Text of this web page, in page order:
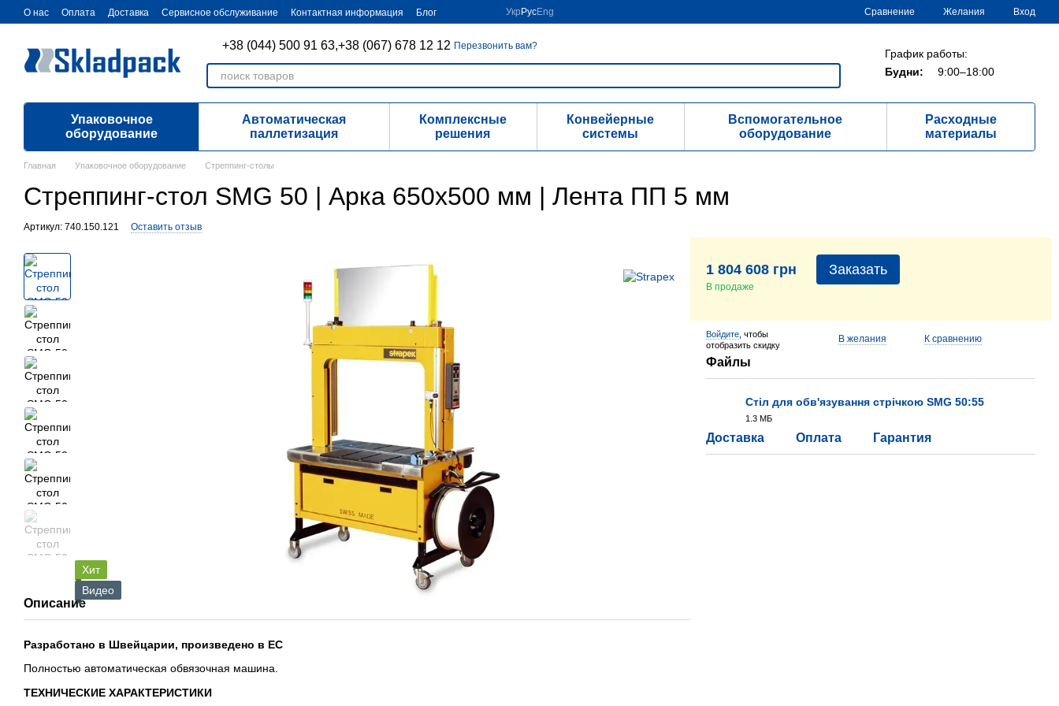
Перейти к основному контенту
О нас Оплата Доставка Cервисное обслуживание Контактная информация Блог Укр РусEng Сравнение Желания Вход
+38 (044) 500 91 63,+38 (067) 678 12 12 Перезвонить вам?
График работы:
Будни:
9:00–18:00
Упаковочное
оборудование
Автоматическая
паллетизация
Комплексные
решения
Конвейерные
системы
Вспомогательное
оборудование
Расходные
материалы
Главная Упаковочное оборудование Стреппинг-столы
Стреппинг-стол SMG 50 | Арка 650х500 мм | Лента ПП 5 мм
Артикул: 740.150.121 Оставить отзыв
Хит
Видео
Описание
Разработано в Швейцарии, произведено в ЕС
Полностью автоматическая обвязочная машина.
ТЕХНИЧЕСКИЕ ХАРАКТЕРИСТИКИ
1 804 608 грн
В продаже
Заказать
Войдите , чтобы
отобразить скидку
В желания К сравнению
Файлы
Стіл для обв'язування стрічкою SMG 50:55
1.3 МБ
Доставка Оплата Гарантия